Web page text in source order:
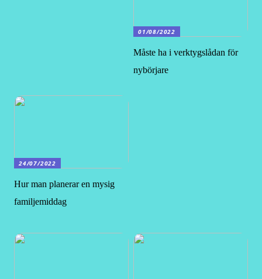
01/08/2022
Måste ha i verktygslådan för
nybörjare
24/07/2022
Hur man planerar en mysig
familjemiddag